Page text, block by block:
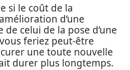
si le coût de la
d’une
celui de la pose d’une
feriez peut-être
une toute nouvelle
durer plus longtemps.